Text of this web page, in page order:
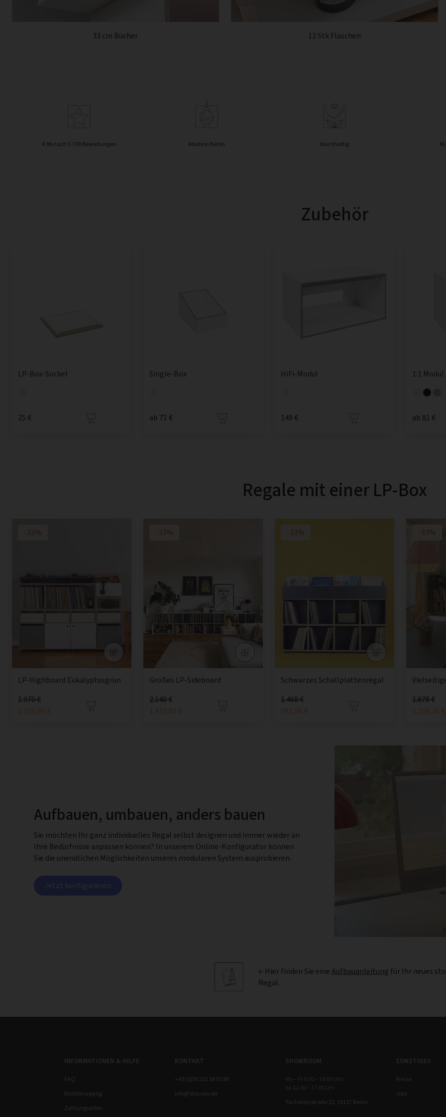
33 cm Bücher 12 Stk Flaschen
4.96 nach 3.700 Bewertungen Made in Berlin Nachhaltig
Zubehör
LP-Box-Sockel
25 €
Single-Box
ab 71 €
HiFi-Modul
149 €
1:1 Modul
ab 81 €
Regale mit einer LP-Box
-33%
LP-Highboard Eukalyptusgrün
1.970 €
1.319,90 €
-33%
Großes LP-Sideboard
2.140 €
1.433,80 €
-33%
Schwarzes Schallplattenregal
1.468 €
983,56 €
-33%
1.878 €
1.258,26 €
Aufbauen, umbauen, anders bauen
Sie möchten Ihr ganz individuelles Regal selbst designen und immer wieder an
Ihre Bedürfnisse anpassen können? In unserem Online-Konfigurator können
Sie die unendlichen Möglichkeiten unseres modularen System ausprobieren.
Jetzt konfigurieren
← Hier finden Sie eineAufbauanleitung für Ihr neues
Regal.
INFORMATIONEN & HILFE
FAQ
Bestellvorgang
Zahlungsarten
KONTAKT
+49 (0)30 232 56 01 80
info@stocubo.de
SHOWROOM
Mo – Fr 9:30 – 18:00 Uhr
Sa 12:00 – 17:00 Uhr
Tucholskystraße 31, 10117 Berlin
SONSTIGES
Presse
Jobs